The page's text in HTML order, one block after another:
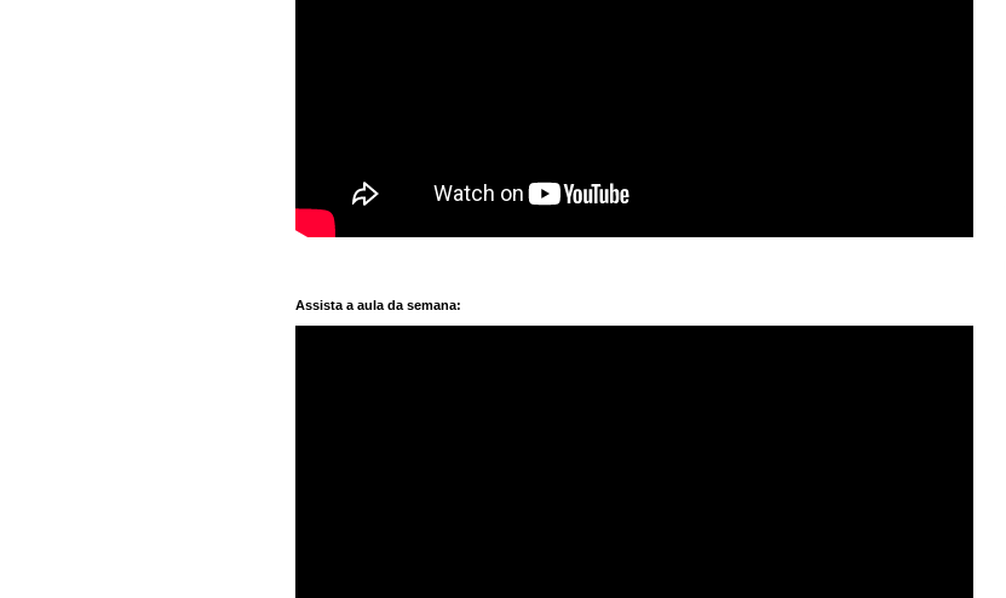
Assista a aula da semana: